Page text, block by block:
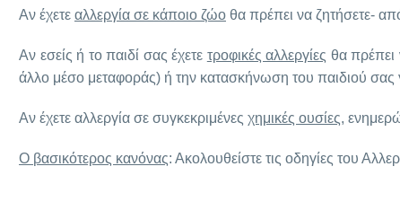
Αν έχετε αλλεργία σε κάποιο ζώο θα πρέπει να ζητήσετε-
Αν εσείς ή το παιδί σας έχετε τροφικές αλλεργίες θα πρέπει
άλλο μέσο μεταφοράς) ή την κατασκήνωση του παιδιού
Αν έχετε αλλεργία σε συγκεκριμένες χημικές ουσίες,
Ο βασικότερος κανόνας: Ακολουθείστε τις οδηγίες του